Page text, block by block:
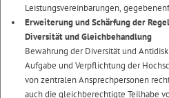
Leistungsvereinbarungen,
Erweiterung und Schärfung der
Diversität und Gleichbehandlung
Bewahrung der Diversität und
Aufgabe und Verpflichtung der
von zentralen Ansprechpersonen
auch die gleichberechtigte Teilhabe